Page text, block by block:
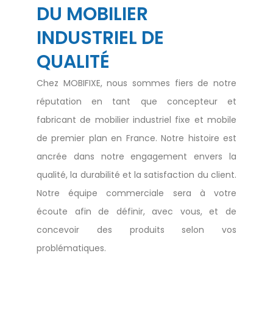
DU MOBILIER
INDUSTRIEL DE
QUALITÉ
Chez MOBIFIXE, nous sommes fiers de notre
réputation en tant que concepteur et
fabricant de mobilier industriel fixe et mobile
de premier plan en France. Notre histoire est
ancrée dans notre engagement envers la
qualité, la durabilité et la satisfaction du client.
Notre équipe commerciale sera à votre
écoute afin de définir, avec vous, et de
concevoir des produits selon vos
problématiques.